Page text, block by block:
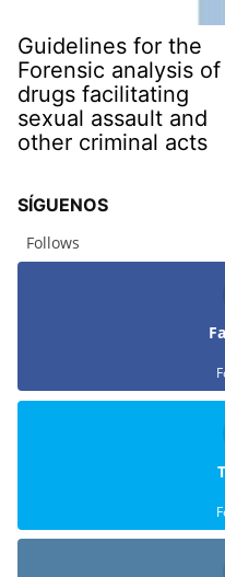
Guidelines for the
Forensic analysis of
drugs facilitating
sexual assault and
other criminal acts
SÍGUENOS
Follows